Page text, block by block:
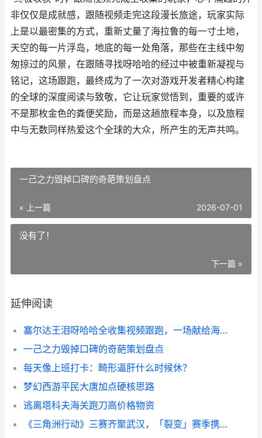
非仅仅是成就感，跟随视频走完这段漫长旅途，玩家实际
上是以最密集的方式，重新丈量了海拉鲁的每一寸土地，
天空的每一片浮岛，地底的每一处角落，那些在主线中匆
匆掠过的风景，在跟随寻找呀哈哈的经过中被重新凝视与
铭记，这场跟跑，最终成为了一次对游戏开发者精心构建
的全球的深度阅读与致敬，它让玩家觉悟到，重要的或许
不是那枚金色的粪便奖励，而是这趟旅程本身，以及旅程
中与无数同样热爱这个全球的大众，所产生的无声共鸣。
一己之力毁掉口碑的奇葩策划盘点
« 上一篇 2026-07-01
没有了！
下一篇 »
延伸阅读
塞尔达王泪呀哈哈全收集视频跟跑，一场献给海拉鲁的终极仪式
一己之力毁掉口碑的奇葩策划盘点
每天像上班打卡：畸形逼肝什么时候休？
梦幻西游平民大唐加点硬核思路
逃离塔科夫海关跑刀高价格物资
《三角洲行动》三赛齐聚武汉，「裂变」赛季携斗鱼嘉年华点燃武汉六月 《三角洲行动》客户端